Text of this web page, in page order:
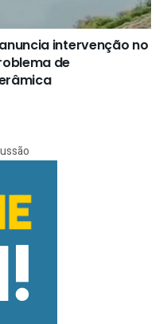
intervenção no
de